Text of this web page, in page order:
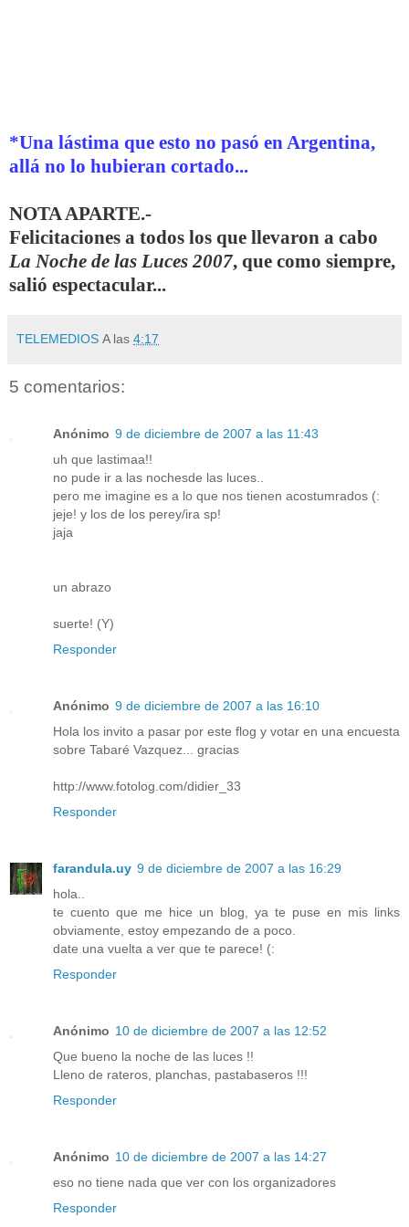
*Una lástima que esto no pasó en Argentina,
allá no lo hubieran cortado...
NOTA APARTE.-
Felicitaciones a todos los que llevaron a cabo
La Noche de las Luces 2007, que como siempre,
salió espectacular...
TELEMEDIOS A las 4:17
5 comentarios:
Anónimo 9 de diciembre de 2007 a las 11:43
uh que lastimaa!!
no pude ir a las nochesde las luces..
pero me imagine es a lo que nos tienen acostumrados (:
jeje! y los de los perey/ira sp!
jaja
un abrazo
suerte! (Y)
Responder
Anónimo 9 de diciembre de 2007 a las 16:10
Hola los invito a pasar por este flog y votar en una encuesta
sobre Tabaré Vazquez... gracias
http://www.fotolog.com/didier_33
Responder
farandula.uy 9 de diciembre de 2007 a las 16:29
hola..
te cuento que me hice un blog, ya te puse en mis links
obviamente, estoy empezando de a poco.
date una vuelta a ver que te parece! (:
Responder
Anónimo 10 de diciembre de 2007 a las 12:52
Que bueno la noche de las luces !!
Lleno de rateros, planchas, pastabaseros !!!
Responder
Anónimo 10 de diciembre de 2007 a las 14:27
eso no tiene nada que ver con los organizadores
Responder